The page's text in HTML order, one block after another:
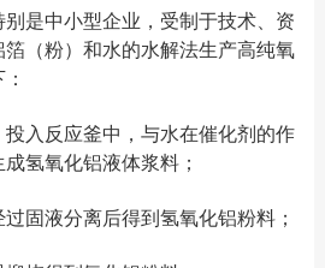
是中小型企业，受制于技术、资
（粉）和水的水解法生产高纯氧
入反应釜中，与水在催化剂的作
氢氧化铝液体浆料；
固液分离后得到氢氧化铝粉料；